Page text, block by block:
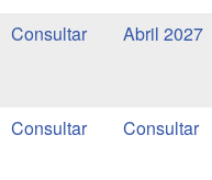
Abril 2027